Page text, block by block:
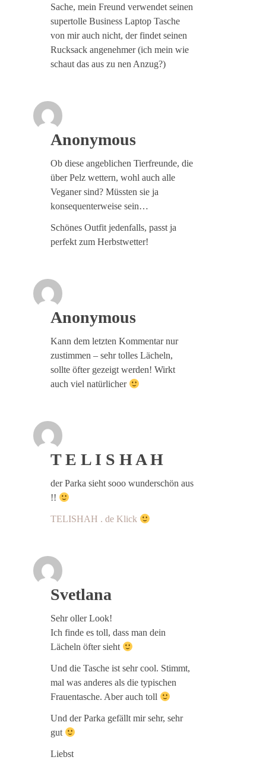
Sache, mein Freund verwendet seinen
supertolle Business Laptop Tasche
von mir auch nicht, der findet seinen
Rucksack angenehmer (ich mein wie
schaut das aus zu nen Anzug?)
Anonymous
Ob diese angeblichen Tierfreunde, die
über Pelz wettern, wohl auch alle
Veganer sind? Müssten sie ja
konsequenterweise sein…
Schönes Outfit jedenfalls, passt ja
perfekt zum Herbstwetter!
Anonymous
Kann dem letzten Kommentar nur
zustimmen – sehr tolles Lächeln,
sollte öfter gezeigt werden! Wirkt
auch viel natürlicher
T E L I S H A H
der Parka sieht sooo wunderschön aus
!!
TELISHAH . de Klick
Svetlana
Sehr oller Look!
Ich finde es toll, dass man dein
Lächeln öfter sieht
Und die Tasche ist sehr cool. Stimmt,
mal was anderes als die typischen
Frauentasche. Aber auch toll
Und der Parka gefällt mir sehr, sehr
gut
Liebst